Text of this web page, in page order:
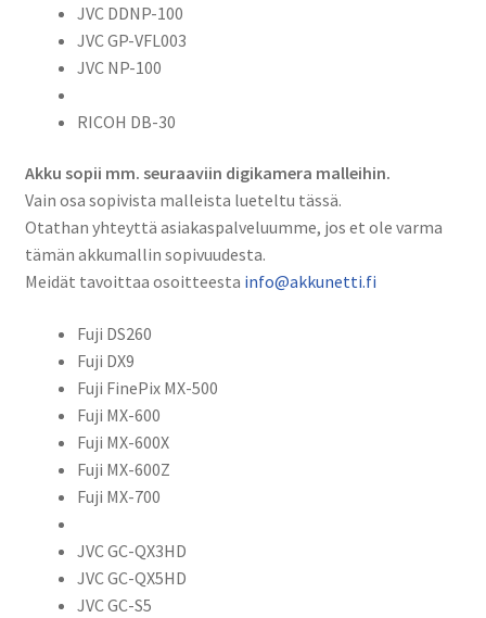
JVC DDNP-100
JVC GP-VFL003
JVC NP-100
RICOH DB-30
Akku sopii mm. seuraaviin digikamera malleihin.
Vain osa sopivista malleista lueteltu tässä.
Otathan yhteyttä asiakaspalveluumme, jos et ole varma
tämän akkumallin sopivuudesta.
Meidät tavoittaa osoitteesta info@akkunetti.fi
Fuji DS260
Fuji DX9
Fuji FinePix MX-500
Fuji MX-600
Fuji MX-600X
Fuji MX-600Z
Fuji MX-700
JVC GC-QX3HD
JVC GC-QX5HD
JVC GC-S5